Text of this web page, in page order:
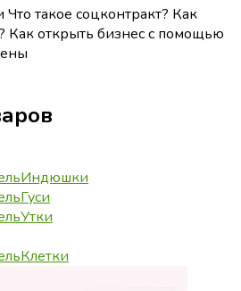
Что такое соцконтракт? Как
Как открыть бизнес с помощью
Индюшки
Гуси
Утки
Клетки